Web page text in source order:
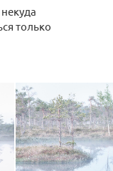
только